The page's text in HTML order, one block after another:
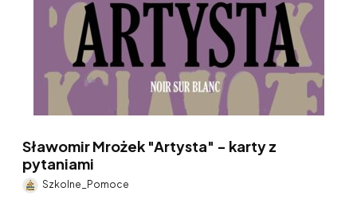
Sławomir Mrożek "Artysta" - karty z
pytaniami
Szkolne_Pomoce